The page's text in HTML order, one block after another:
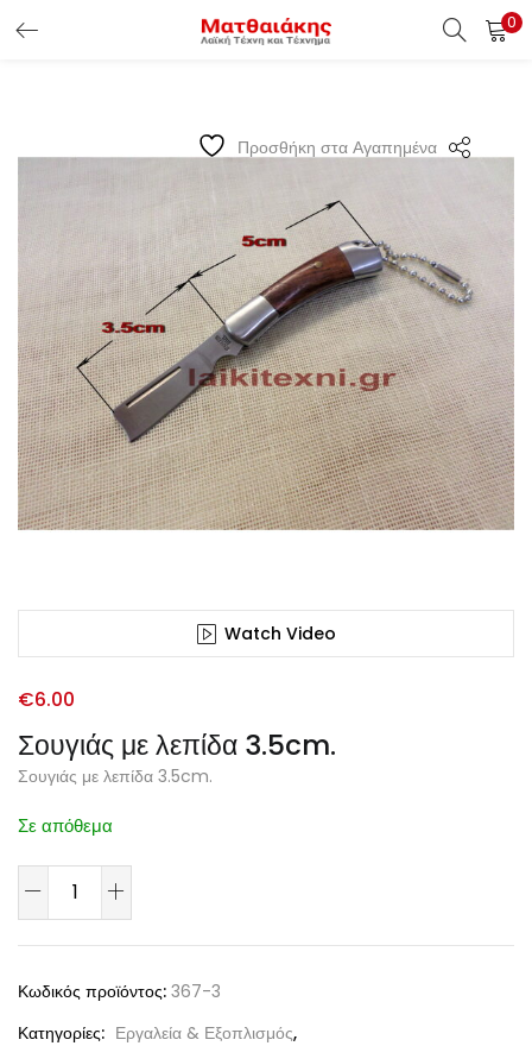
0
Προσθήκη στα Αγαπημένα
Watch Video
Σουγιάς με λεπίδα 3.5cm.
€6.00
Σουγιάς με λεπίδα 3.5cm.
Σε απόθεμα
Κωδικός προϊόντος: 367-3
Κατηγορίες: Εργαλεία & Εξοπλισμός,
ΕΊΣΟΔΟΣ ΠΕΛΑΤΏΝ
Υπενθύμιση κωδικού
Είσοδος Πελατών
Χάσατε τον κωδικό σας ?